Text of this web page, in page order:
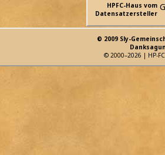
HPFC-Haus vom
Datensatzersteller
© 2009 Sly-
© 2000–2026 | HP-